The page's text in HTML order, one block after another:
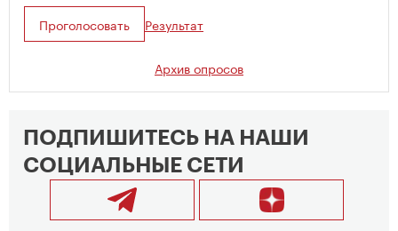
Проголосовать Результат
Архив опросов
ПОДПИШИТЕСЬ НА НАШИ
СОЦИАЛЬНЫЕ СЕТИ